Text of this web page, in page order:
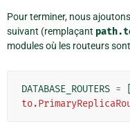
Pour terminer, nous
suivant (remplaçant
modules où les routeurs
DATABASE_ROUTERS =